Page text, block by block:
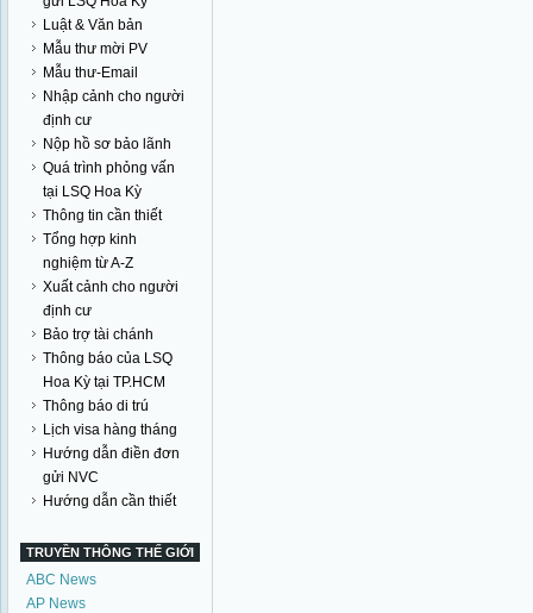
Luật & Văn bản
Mẫu thư mời PV
Mẫu thư-Email
Nhập cảnh cho người
định cư
Nộp hồ sơ bảo lãnh
Quá trình phỏng vấn
tại LSQ Hoa Kỳ
Thông tin cần thiết
Tổng hợp kinh
nghiệm từ A-Z
Xuất cảnh cho người
định cư
Bảo trợ tài chánh
Thông báo của LSQ
Hoa Kỳ tại TP.HCM
Thông báo di trú
Lịch visa hàng tháng
Hướng dẫn điền đơn
gửi NVC
Hướng dẫn cần thiết
TRUYỀN THÔNG THẾ GIỚI
ABC News
AP News